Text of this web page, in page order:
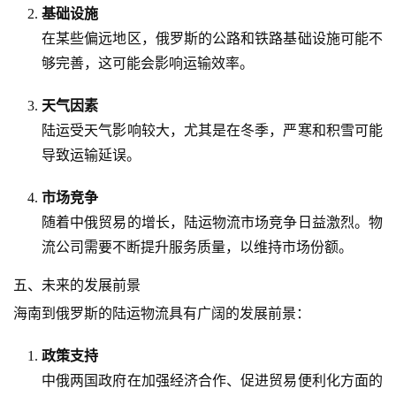
基础设施
在某些偏远地区，俄罗斯的公路和铁路基础设施可能不
够完善，这可能会影响运输效率。
天气因素
陆运受天气影响较大，尤其是在冬季，严寒和积雪可能
导致运输延误。
市场竞争
随着中俄贸易的增长，陆运物流市场竞争日益激烈。物
流公司需要不断提升服务质量，以维持市场份额。
五、未来的发展前景
海南到俄罗斯的陆运物流具有广阔的发展前景：
政策支持
中俄两国政府在加强经济合作、促进贸易便利化方面的